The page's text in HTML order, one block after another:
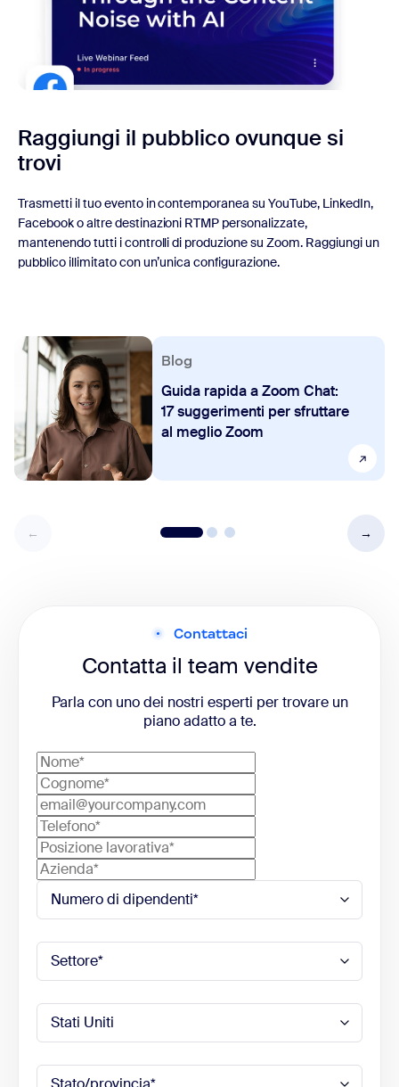
Raggiungi il pubblico ovunque si
trovi
Trasmetti il tuo evento in contemporanea su YouTube, LinkedIn,
Facebook o altre destinazioni RTMP personalizzate,
mantenendo tutti i controlli di produzione su Zoom. Raggiungi un
pubblico illimitato con un’unica configurazione.
Blog
Guida rapida a Zoom Chat:
17 suggerimenti per sfruttare
al meglio Zoom
Contattaci
Contatta il team vendite
Parla con uno dei nostri esperti per trovare un
piano adatto a te.